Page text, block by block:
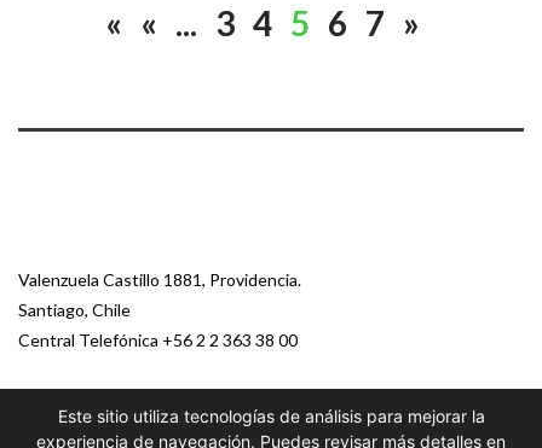
« « ... 3 4 5 6 7 »
Valenzuela Castillo 1881, Providencia.
Santiago, Chile
Central Telefónica +56 2 2 363 38 00
© 2026 Paz Ciudadana
Este sitio utiliza tecnologías de análisis para mejorar la
experiencia de navegación. Puedes revisar más detalles en